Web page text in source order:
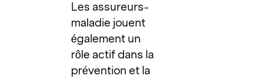
Les assureurs-
maladie jouent
également un
rôle actif dans la
prévention et la